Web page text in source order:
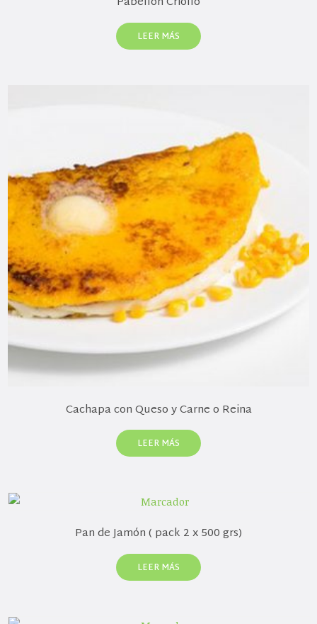
LEER MÁS
Cachapa con Queso y Carne o Reina
LEER MÁS
Pan de Jamón ( pack 2 x 500 grs)
LEER MÁS